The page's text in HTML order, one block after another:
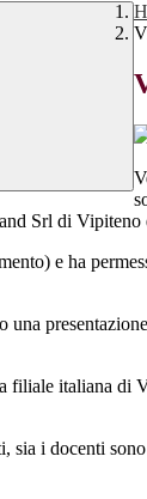
Srl di Vipiteno
e ha
italiana
i docenti